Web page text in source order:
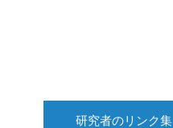
研究者のリンク集